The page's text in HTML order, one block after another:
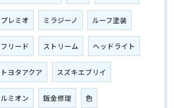
プレミオ ミラジーノ ルーフ塗装
フリード ストリーム ヘッドライト
トヨタアクア スズキエブリイ
ルミオン 鈑金修理 色